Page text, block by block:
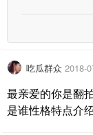
吃瓜群众 2018-
最亲爱的你是翻
是谁性格特点介